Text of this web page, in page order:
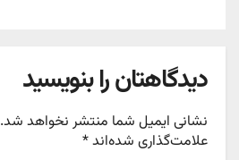
دیدگاهتان را بنویسید
نشانی ایمیل شما منتشر نخواهد شد.
علامت‌گذاری شده‌اند*